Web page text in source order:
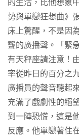
勢與單戀狂想曲》
床上驚醒，不是因
聾的廣播聲。「緊
有天秤座請注意！
率從昨日的百分之
廣播員的聲音聽起
充滿了戲劇性的絕
到一陣恐慌，這是
反應。他單戀著住